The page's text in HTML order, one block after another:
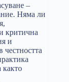
–
Няма ли
критична
и
както